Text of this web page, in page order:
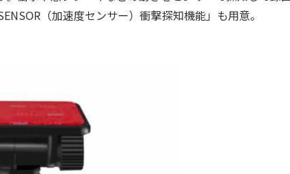
（加速度センサー）衝撃探知機能」も用意。